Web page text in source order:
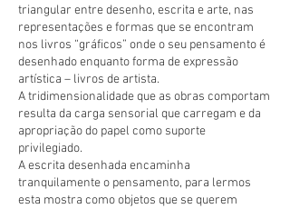
triangular entre desenho, escrita e arte, nas
representações e formas que se encontram
nos livros “gráficos” onde o seu pensamento é
desenhado enquanto forma de expressão
artística – livros de artista.
A tridimensionalidade que as obras comportam
resulta da carga sensorial que carregam e da
apropriação do papel como suporte
privilegiado.
A escrita desenhada encaminha
tranquilamente o pensamento, para lermos
esta mostra como objetos que se querem